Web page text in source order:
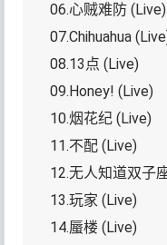
06.心贼难防 (Live)
07.Chihuahua
08.13点 (Live)
09.Honey! (Live)
10.烟花纪 (Live)
11.不配 (Live)
12.无人知道双子
13.玩家 (Live)
14.蜃楼 (Live)